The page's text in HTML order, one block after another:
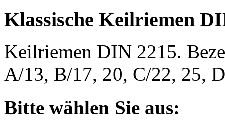
Klassische Keilriemen
Keilriemen DIN 2215.
A/13, B/17, 20, C/22, 25,
Bitte wählen Sie aus: